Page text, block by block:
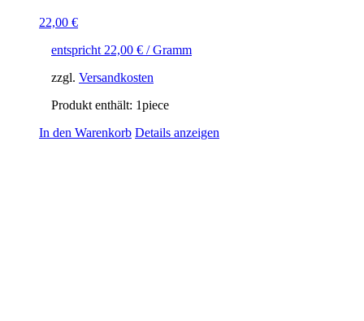
22,00 €
entspricht 22,00 € / Gramm
zzgl. Versandkosten
Produkt enthält: 1piece
In den Warenkorb Details anzeigen